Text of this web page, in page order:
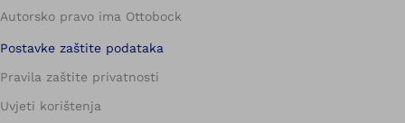
Autorsko pravo ima Ottobock
Postavke zaštite podataka
Pravila zaštite privatnosti
Uvjeti korištenja